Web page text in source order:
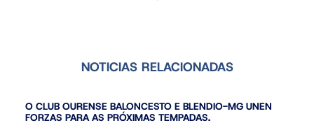
NOTICIAS RELACIONADAS
O CLUB OURENSE BALONCESTO E BLENDIO-MG UNEN
FORZAS PARA AS PRÓXIMAS TEMPADAS.